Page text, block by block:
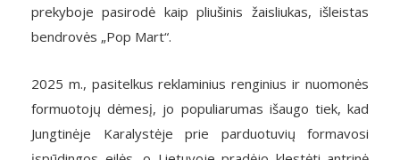
prekyboje pasirodė kaip pliušinis žaisliukas, išleistas
bendrovės „Pop Mart“.
2025 m., pasitelkus reklaminius renginius ir nuomonės
formuotojų dėmesį, jo populiarumas išaugo tiek, kad
Jungtinėje Karalystėje prie parduotuvių formavosi